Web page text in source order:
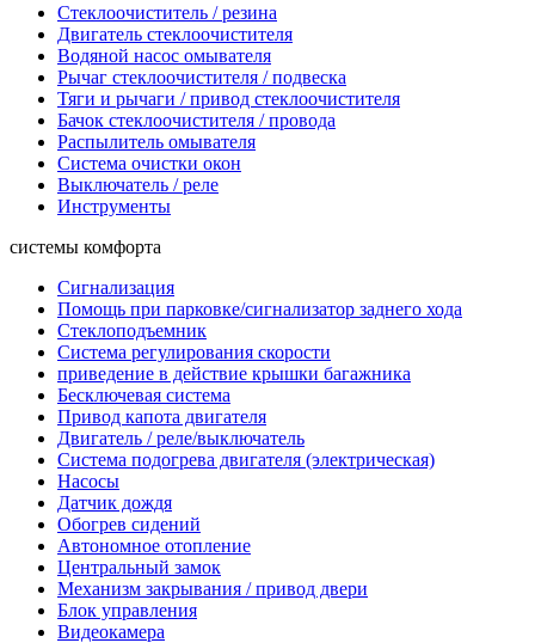
Стеклоочиститель / резина
Двигатель стеклоочистителя
Водяной насос омывателя
Рычаг стеклоочистителя / подвеска
Тяги и рычаги / привод стеклоочистителя
Бачок стеклоочистителя / провода
Распылитель омывателя
Система очистки окон
Выключатель / реле
Инструменты
системы комфорта
Сигнализация
Помощь при парковке/сигнализатор заднего хода
Стеклоподъемник
Система регулирования скорости
приведение в действие крышки багажника
Бесключевая система
Привод капота двигателя
Двигатель / реле/выключатель
Система подогрева двигателя (электрическая)
Насосы
Датчик дождя
Обогрев сидений
Автономное отопление
Центральный замок
Механизм закрывания / привод двери
Блок управления
Видеокамера